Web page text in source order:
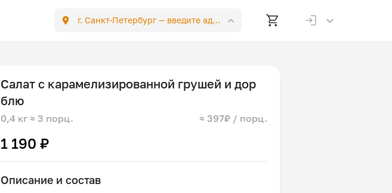
г. Санкт-Петербург —введите адрес
Салат с карамелизированной грушей и дор
блю
0,4 кг ≈ 3 порц. ≈ 397₽ / порц.
1 190 ₽
Описание и состав